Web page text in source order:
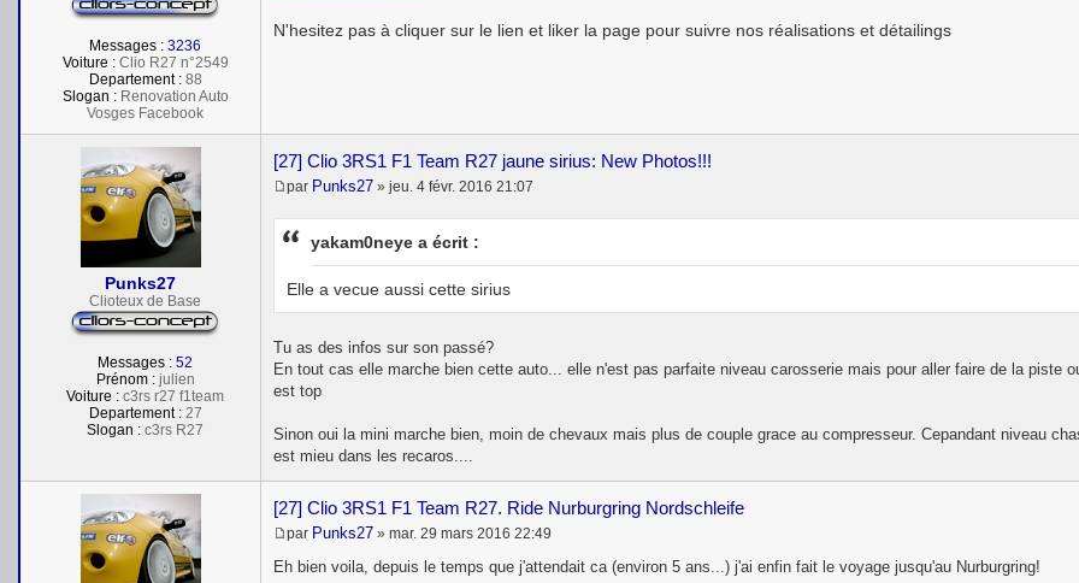
Messages : 3236
Voiture :Clio R27 n°2549
Departement :88
Slogan :Renovation Auto
Vosges Facebook
N'hesitez pas à cliquer sur le lien et liker la page pour suivre nos réalisations et détailings
Punks27
Clioteux de Base
Messages : 52
Prénom :julien
Voiture : c3rs r27 f1team
Departement :27
Slogan : c3rs R27
[27] Clio 3RS1 F1 Team R27 jaune sirius: New Photos!!!
M
e
s
g
e
par Punks27 » jeu. 4 févr. 2016 21:07
yakam0neye a écrit :
Elle a vecue aussi cette sirius
Tu as des infos sur son passé?
En tout cas elle marche bien cette auto... elle n'est pas parfaite niveau carosserie mais pour aller faire de la piste
est top
Sinon oui la mini marche bien, moin de chevaux mais plus de couple grace au compresseur. Cepandant niveau
est mieu dans les recaros....
[27] Clio 3RS1 F1 Team R27. Ride Nurburgring Nordschleife
M
e
par Punks27 » mar. 29 mars 2016 22:49
Eh bien voila, depuis le temps que j'attendait ca (environ 5 ans...) j'ai enfin fait le voyage jusqu'au Nurburgring!